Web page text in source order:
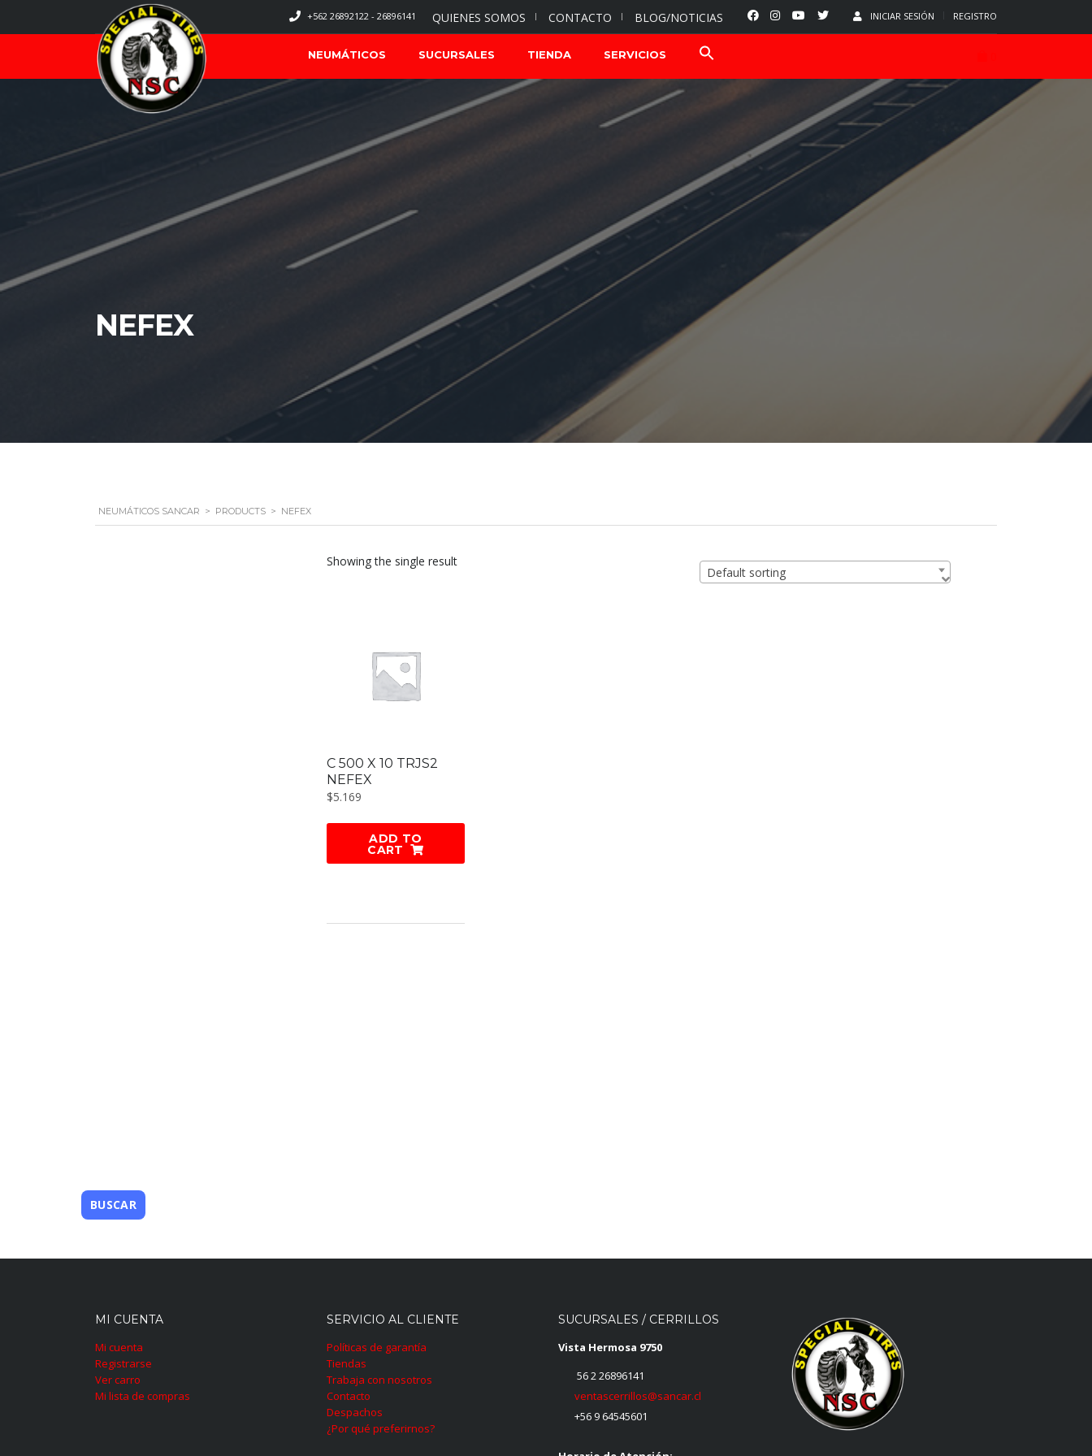
INICIAR SESIÓN REGISTRO
QUIENES SOMOS CONTACTO BLOG/NOTICIAS
+562 26892122 - 26896141
NEUMÁTICOS SUCURSALES TIENDA SERVICIOS
NEFEX
NEUMÁTICOS SANCAR > PRODUCTS > NEFEX
Showing the single result
Default sorting
C 500 X 10 TRJS2
NEFEX
$5.169
ADD TO
CART
MI CUENTA
Mi cuenta
Registrarse
Ver carro
Mi lista de compras
SERVICIO AL CLIENTE
Políticas de garantía
Tiendas
Trabaja con nosotros
Contacto
Despachos
¿Por qué preferirnos?
SUCURSALES / CERRILLOS
Vista Hermosa 9750
56 2 26896141
ventascerrillos@sancar.cl
+56 9 64545601